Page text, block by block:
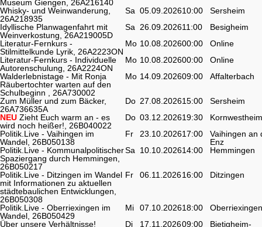
Museum Giengen, 26A216140
Whisky- und Weinwanderung,
26A218935
Sa 05.09.202610:00
Sersheim
Idyllische Planwagenfahrt mit
Weinverkostung, 26A219005D
Sa 26.09.202611:00
Besigheim
Literatur-Fernkurs -
Stilmittelkunde Lyrik, 26A2223ON
Mo 10.08.202600:00
Online
Literatur-Fernkurs - Individuelle
Autorenschulung, 26A2224ON
Mo 10.08.202600:00
Online
Walderlebnistage - Mit Ronja
Räubertochter warten auf den
Schulbeginn , 26A730002
Mo 14.09.202609:00 Affalterbach
Zum Müller und zum Bäcker,
26A736635A
Do 27.08.202615:00
Sersheim
NEU Zieht Euch warm an - es
wird noch heißer!, 26B040022
Do 03.12.202619:30
Kornwestheim
Politik.Live - Vaihingen im
Wandel, 26B050138
Fr 23.10.202617:00
Vaihingen an
Enz
Politik.Live - Kommunalpolitischer
Spaziergang durch Hemmingen,
26B050217
Sa 10.10.202614:00 Hemmingen
Politik.Live - Ditzingen im Wandel
mit Informationen zu aktuellen
städtebaulichen Entwicklungen,
26B050308
Fr 06.11.202616:00 Ditzingen
Politik.Live - Oberriexingen im
Wandel, 26B050429
Mi 07.10.202618:00
Oberriexingen
Über unsere Verhältnisse!
Di 17.11.202609:00
Bietigheim-